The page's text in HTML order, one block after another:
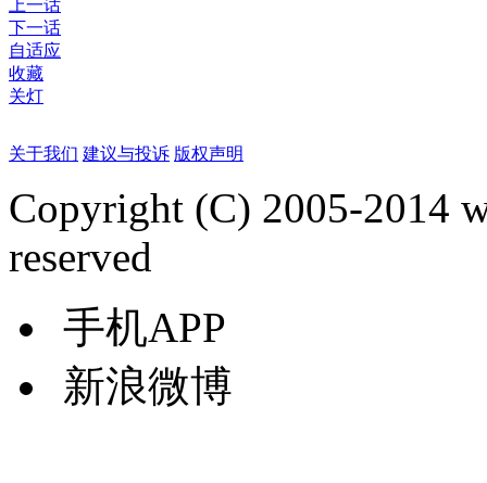
上一话
下一话
自适应
收藏
关灯
关于我们 建议与投诉 版权声明
Copyright (C) 2005-2014
reserved
手机APP
新浪微博